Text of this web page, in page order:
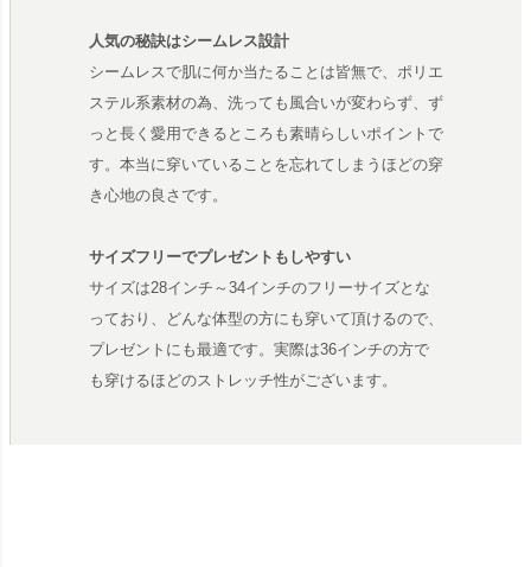
人気の秘訣はシームレス設計
シームレスで肌に何か当たることは皆無で、ポリエ
ステル系素材の為、洗っても風合いが変わらず、ず
っと長く愛用できるところも素晴らしいポイントで
す。本当に穿いていることを忘れてしまうほどの穿
き心地の良さです。
サイズフリーでプレゼントもしやすい
サイズは28インチ～34インチのフリーサイズとな
っており、どんな体型の方にも穿いて頂けるので、
プレゼントにも最適です。実際は36インチの方で
も穿けるほどのストレッチ性がございます。